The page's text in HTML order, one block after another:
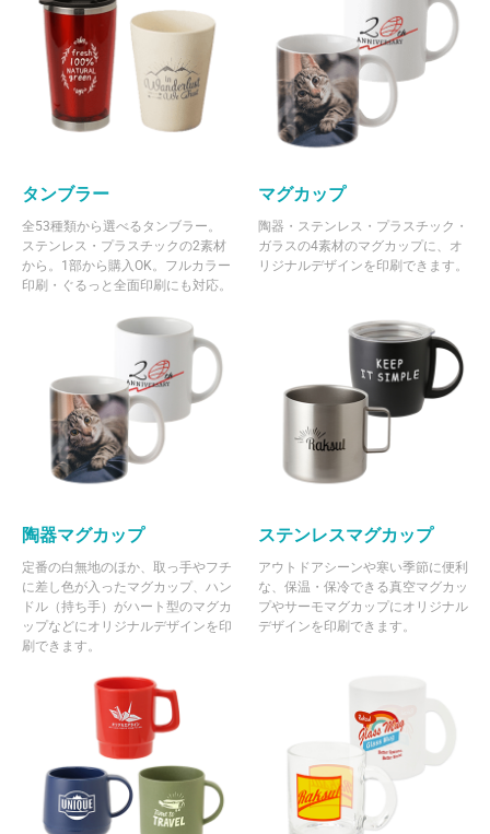
タンブラー
全53種類から選べるタンブラー。
ステンレス・プラスチックの2素材
から。1部から購入OK。フルカラー
印刷・ぐるっと全面印刷にも対応。
マグカップ
陶器・ステンレス・プラスチック・
ガラスの4素材のマグカップに、オ
リジナルデザインを印刷できます。
陶器マグカップ
定番の白無地のほか、取っ手やフチ
に差し色が入ったマグカップ、ハン
ドル（持ち手）がハート型のマグカ
ップなどにオリジナルデザインを印
刷できます。
ステンレスマグカップ
アウトドアシーンや寒い季節に便利
な、保温・保冷できる真空マグカッ
プやサーモマグカップにオリジナル
デザインを印刷できます。